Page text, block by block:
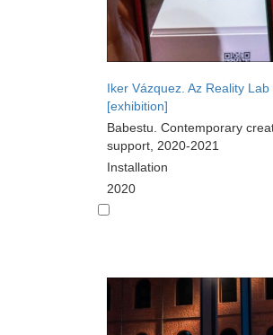
Iker Vázquez. Az Reality Lab
[exhibition]
Babestu. Contemporary
support, 2020-2021
Installation
2020